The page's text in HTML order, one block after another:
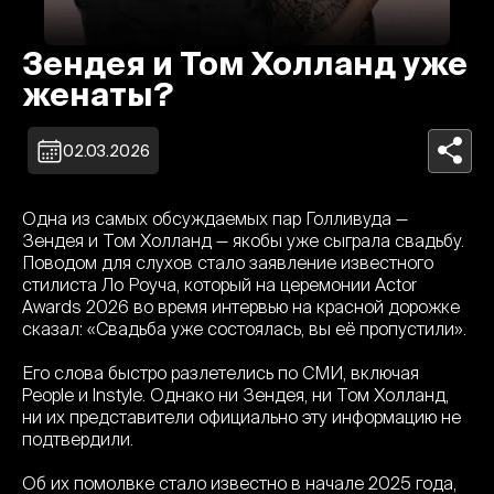
Зендея и Том Холланд уже
женаты?
02.03.2026
Одна из самых обсуждаемых пар Голливуда —
Зендея и Том Холланд — якобы уже сыграла свадьбу.
Поводом для слухов стало заявление известного
стилиста Ло Роуча, который на церемонии Actor
Awards 2026 во время интервью на красной дорожке
сказал: «Свадьба уже состоялась, вы её пропустили».
Его слова быстро разлетелись по СМИ, включая
People и Instyle. Однако ни Зендея, ни Том Холланд,
ни их представители официально эту информацию не
подтвердили.
Об их помолвке стало известно в начале 2025 года,